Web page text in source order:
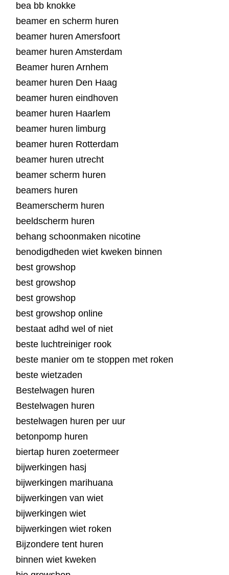
bea bb knokke
beamer en scherm huren
beamer huren Amersfoort
beamer huren Amsterdam
Beamer huren Arnhem
beamer huren Den Haag
beamer huren eindhoven
beamer huren Haarlem
beamer huren limburg
beamer huren Rotterdam
beamer huren utrecht
beamer scherm huren
beamers huren
Beamerscherm huren
beeldscherm huren
behang schoonmaken nicotine
benodigdheden wiet kweken binnen
best growshop
best growshop
best growshop
best growshop online
bestaat adhd wel of niet
beste luchtreiniger rook
beste manier om te stoppen met roken
beste wietzaden
Bestelwagen huren
Bestelwagen huren
bestelwagen huren per uur
betonpomp huren
biertap huren zoetermeer
bijwerkingen hasj
bijwerkingen marihuana
bijwerkingen van wiet
bijwerkingen wiet
bijwerkingen wiet roken
Bijzondere tent huren
binnen wiet kweken